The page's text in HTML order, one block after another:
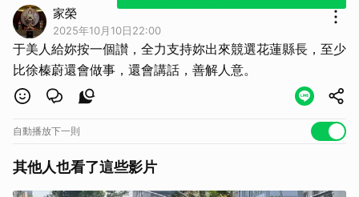
家榮
2025年10月10日22:00
于美人給妳按一個讃，全力支持妳出來競選花蓮縣長，至少
比徐榛蔚還會做事，還會講話，善解人意。
自動播放下一則
其他人也看了這些影片